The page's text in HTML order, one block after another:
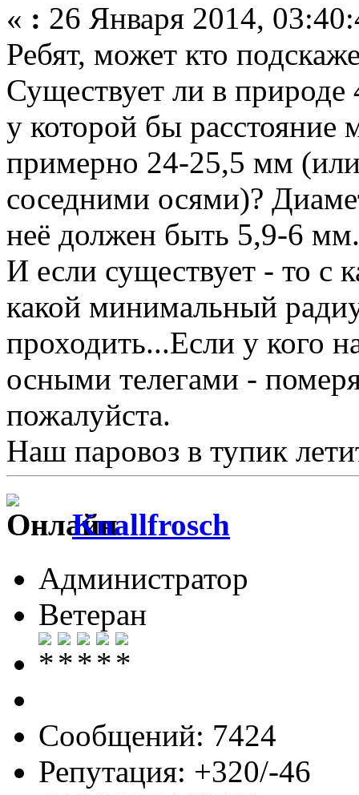
« : 26 Января 2014,
Ребят, может кто
Существует ли в природе
у которой бы
примерно 24-25,5 мм
соседними осями)?
неё должен быть 5,9-6 мм.
И если существует - то с
какой минимальный
проходить...Если у кого
осными телегами -
пожалуйста.
Наш паровоз в тупик
Knallfrosch
Администратор
Ветеран
Сообщений: 7424
Репутация: +320/-46